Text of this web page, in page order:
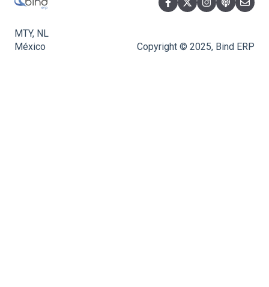
MTY, NL
México
Copyright © 2025, Bind ERP